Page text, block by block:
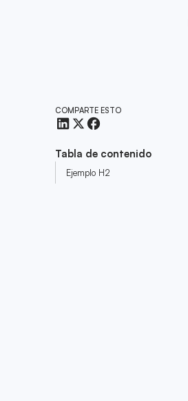
COMPARTE ESTO
Tabla de contenido
Ejemplo H2